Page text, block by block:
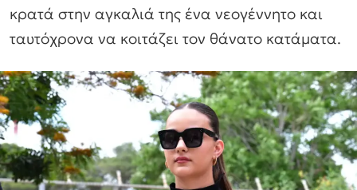
κρατά στην αγκαλιά της ένα νεογέννητο και
ταυτόχρονα να κοιτάζει τον θάνατο κατάματα.